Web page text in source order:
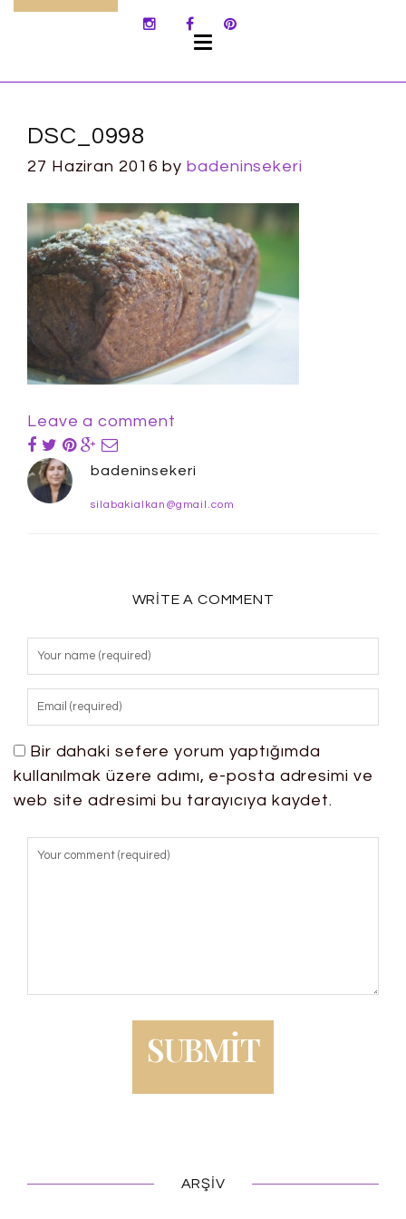
DSC_0998
27 Haziran 2016 bybadeninsekeri
Leave a comment
badeninsekeri
silabakialkan@gmail.com
WRITE A COMMENT
Bir dahaki sefere yorum yaptığımda
kullanılmak üzere adımı, e-posta adresimi ve
web site adresimi bu tarayıcıya kaydet.
ARŞIV